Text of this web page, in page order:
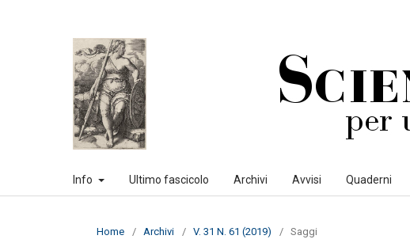
Info Ultimo fascicolo Archivi Avvisi Quaderni
Home / Archivi / V. 31 N. 61 (2019) / Saggi